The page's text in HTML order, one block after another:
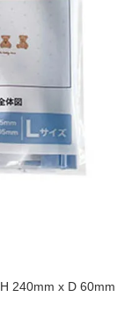
240mm x D 60mm